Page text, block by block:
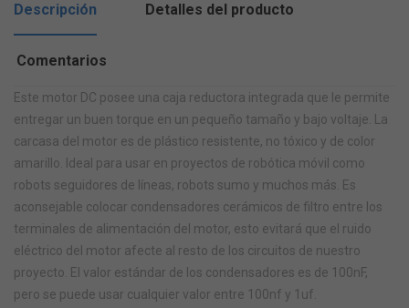
Descripción Detalles del producto
Comentarios
Este motor DC posee una caja reductora integrada que le permite
entregar un buen torque en un pequeño tamaño y bajo voltaje. La
carcasa del motor es de plástico resistente, no tóxico y de color
amarillo. Ideal para usar en proyectos de robótica móvil como
robots seguidores de líneas, robots sumo y muchos más. Es
aconsejable colocar condensadores cerámicos de filtro entre los
terminales de alimentación del motor, esto evitará que el ruido
eléctrico del motor afecte al resto de los circuitos de nuestro
proyecto. El valor estándar de los condensadores es de 100nF,
pero se puede usar cualquier valor entre 100nf y 1uf.